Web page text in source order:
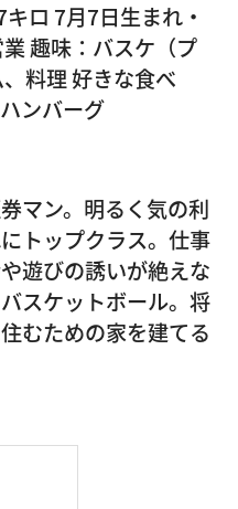
ロ 7月7日生まれ・
趣味：バスケ（プ
料理 好きな食べ
ンバーグ
マン。明るく気の利
トップクラス。仕事
遊びの誘いが絶えな
スケットボール。将
むための家を建てる